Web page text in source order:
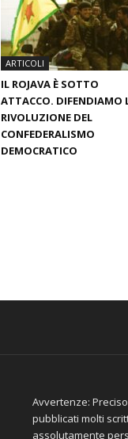
ARTICOLI
IL ROJAVA È SOTTO
ATTACCO. DIFENDIAMO
RIVOLUZIONE DEL
CONFEDERALISMO
DEMOCRATICO
Avvertenze:
pubblicati molti
assolutamente